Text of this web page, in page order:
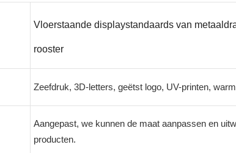
Vloerstaande displaystandaards van
rooster
Zeefdruk, 3D-letters, geëtst logo, UV-printen,
Aangepast, we kunnen de maat aanpassen en
producten.